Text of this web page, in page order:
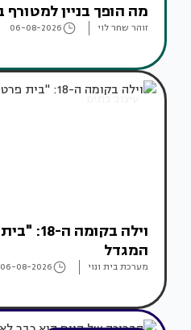
מה הופך בניין
זוהר שחר לוי 06-08-2026
עיצוב בתים
וילה
המגדל
מערכת בית ונוי 06-08-2026